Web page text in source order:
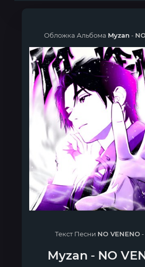
Обложка Альбома Myzan -
Текст Песни NO VENENO-
Myzan - NO